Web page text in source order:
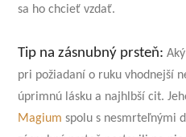
sa ho chcieť vzdať.
Tip na zásnubný prsteň:
pri požiadaní o ruku vhodnejší
úprimnú lásku a najhlbší cit.
Magium spolu s nesmrteľnými